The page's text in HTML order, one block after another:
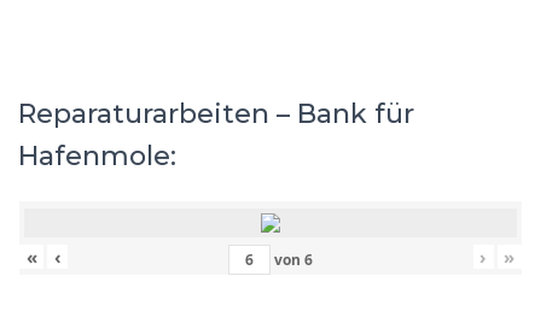
Reparaturarbeiten – Bank für
Hafenmole:
« ‹ von 6 › »